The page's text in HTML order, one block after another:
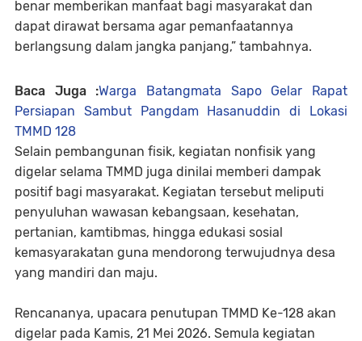
benar memberikan manfaat bagi masyarakat dan
dapat dirawat bersama agar pemanfaatannya
berlangsung dalam jangka panjang,” tambahnya.
Baca Juga :Warga Batangmata Sapo Gelar Rapat
Persiapan Sambut Pangdam Hasanuddin di Lokasi
TMMD 128
Selain pembangunan fisik, kegiatan nonfisik yang
digelar selama TMMD juga dinilai memberi dampak
positif bagi masyarakat. Kegiatan tersebut meliputi
penyuluhan wawasan kebangsaan, kesehatan,
pertanian, kamtibmas, hingga edukasi sosial
kemasyarakatan guna mendorong terwujudnya desa
yang mandiri dan maju.
Rencananya, upacara penutupan TMMD Ke-128 akan
digelar pada Kamis, 21 Mei 2026. Semula kegiatan